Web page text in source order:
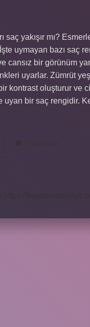
saç yakışır mı?
İşte uymayan bazı saç
cansız bir görünüm
uyarlar. Zümrüt
kontrast oluşturur ve
bir saç rengidir.